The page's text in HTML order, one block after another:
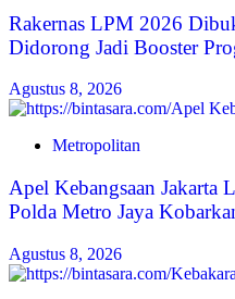
Rakernas LPM 2026
Didorong Jadi Booster
Agustus 8, 2026
Metropolitan
Apel Kebangsaan Jakarta
Polda Metro Jaya
Agustus 8, 2026